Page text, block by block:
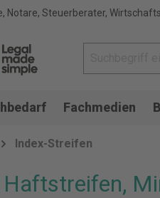
Notare, Steuerberater,
Fachmedien
Index-Streifen